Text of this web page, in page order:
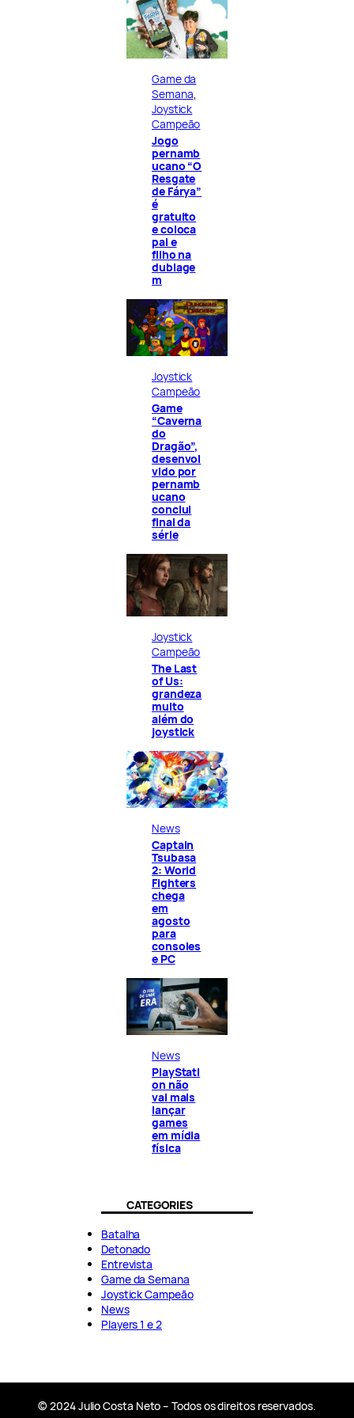
Game da
Semana
Joystick
Campeão
Jogo
pernamb
ucano “O
Resgate
de Fárya”
é
gratuito
e coloca
pai e
filho na
dublage
m
Joystick
Campeão
Game
“Caverna
do
Dragão”,
desenvol
vido por
pernamb
ucano
conclui
final da
série
Joystick
Campeão
The Last
of Us:
grandeza
muito
além do
joystick
News
Captain
Tsubasa
2: World
Fighters
chega
em
agosto
para
consoles
e PC
News
PlayStati
on não
vai mais
lançar
games
em mídia
física
CATEGORIES
Batalha
Detonado
Entrevista
Game da Semana
Joystick Campeão
News
Players 1 e 2
© 2024 Julio Costa Neto – Todos os direitos reservados.